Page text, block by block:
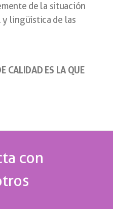
de la situación
lingüística de las
CALIDAD ES LA QUE
con